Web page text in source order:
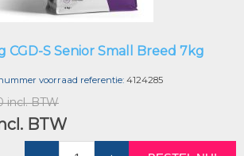
CGD-S Senior Small Breed 7kg
voorraad referentie: 4124285
incl. BTW
BTW